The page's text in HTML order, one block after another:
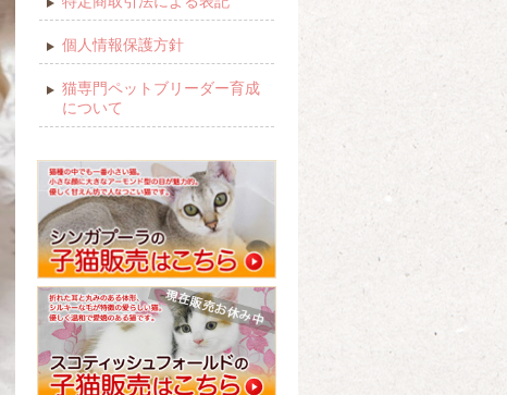
個人情報保護方針
猫専門ペットブリーダー育成
について